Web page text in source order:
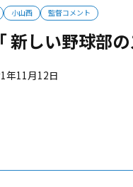
小山西 監督コメント
新しい野球部
年11月12日